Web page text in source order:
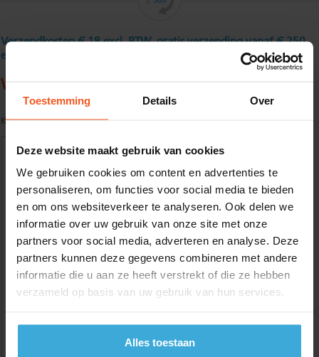
Toestemming Details Over
Deze website maakt gebruik van cookies
We gebruiken cookies om content en advertenties te
personaliseren, om functies voor social media te bieden
en om ons websiteverkeer te analyseren. Ook delen we
informatie over uw gebruik van onze site met onze
partners voor social media, adverteren en analyse. Deze
partners kunnen deze gegevens combineren met andere
informatie die u aan ze heeft verstrekt of die ze hebben
verzameld op basis van uw gebruik van hun services.
Alles toestaan
Verzendkosten € 18 excl. BTW, gratis verzending vanaf € 250
excl. BTW
Warmgewalst platstaal130 x 6 mm
Kwaliteit: S235JR volgens EN10025
Gewenste
lengtemaat in
(max. 2000 mm)
+/- 2 mm lengtetolerantie
Materiaalkosten